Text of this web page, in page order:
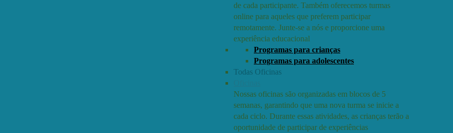
de cada participante. Também oferecemos turmas
online para aqueles que preferem participar
remotamente. Junte-se a nós e proporcione uma
experiência educacional
Programas para crianças
Programas para adolescentes
Todas Oficinas
Nossas oficinas são organizadas em blocos de 5
semanas, garantindo que uma nova turma se inicie a
cada ciclo. Durante essas atividades, as crianças terão a
oportunidade de participar de experiências